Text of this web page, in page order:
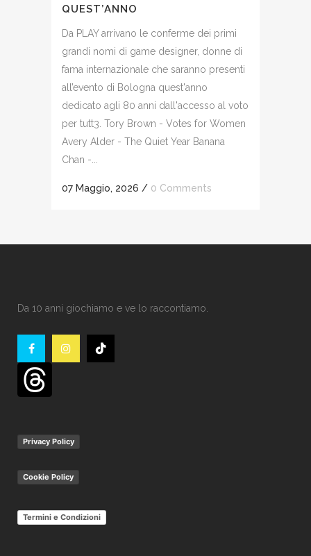
QUEST’ANNO
Da PLAY arrivano le conferme dei primi
grandi nomi di game designer, donne di
fama internazionale che saranno presenti
all’evento di Bologna quest'anno
dedicato agli 80 anni dall'accesso al voto
per tutt3. Tory Brown - Votes for Women
Avery Alder - The Quiet Year Banana
Chan -...
07 Maggio, 2026 / 0 Comments
Da 10 anni giochiamo e ve lo raccontiamo.
Privacy Policy
Cookie Policy
Termini e Condizioni